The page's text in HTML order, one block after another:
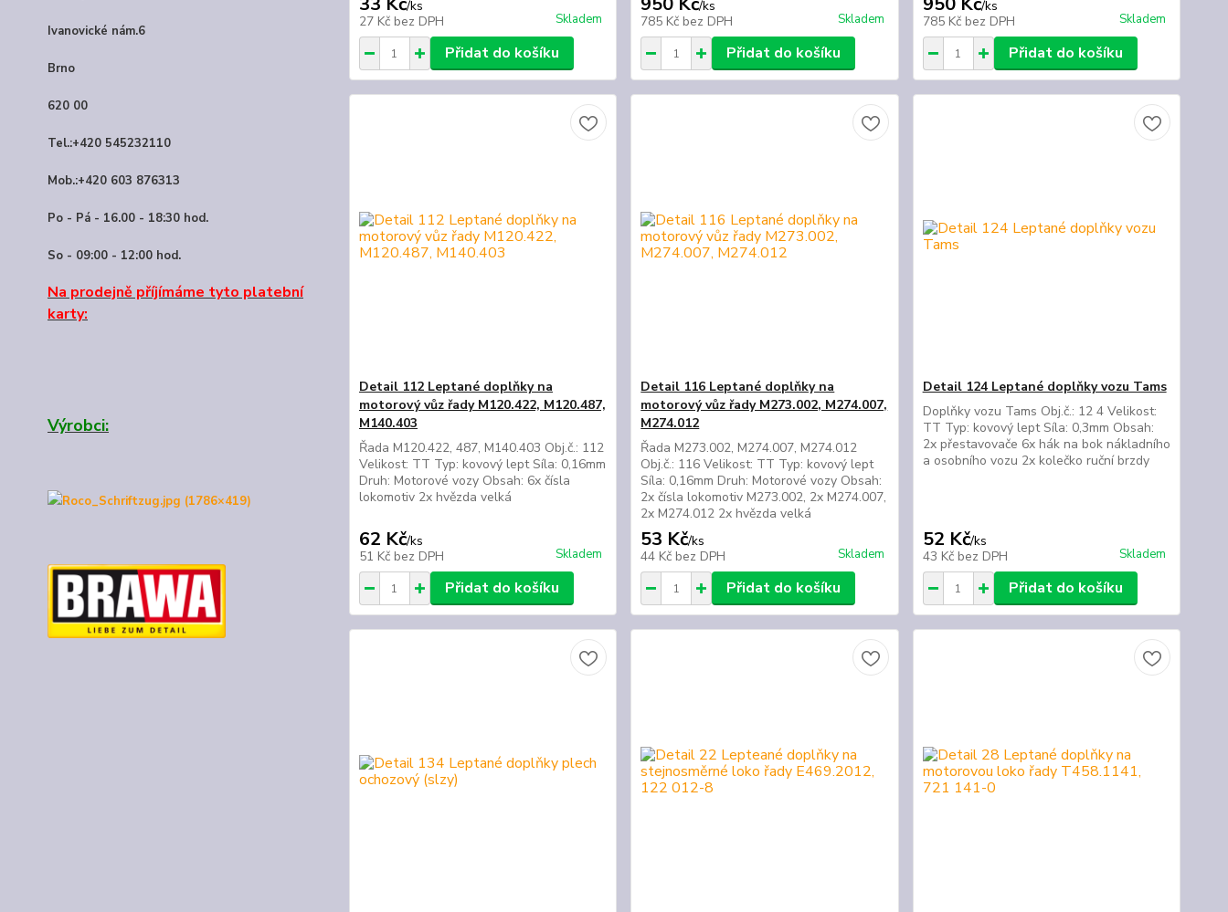
Ivanovické nám.6
Brno
620 00
Tel.:+420 545232110
Mob.:+420 603 876313
Po - Pá - 16.00 - 18:30 hod.
So - 09:00 - 12:00 hod.
Na prodejně příjímáme tyto platební
karty:
Výrobci:
/ks
27 Kč bez DPH Skladem
Přidat do košíku
/ks
785 Kč bez DPH Skladem
Přidat do košíku
/ks
785 Kč bez DPH Skladem
Přidat do košíku
Detail 112 Leptané doplňky na
motorový vůz řady M120.422, M120.487,
M140.403
Řada M120.422, 487, M140.403 Obj.č.: 112
Velikost: TT Typ: kovový lept Síla: 0,16mm
Druh: Motorové vozy Obsah: 6x čísla
lokomotiv 2x hvězda velká
62 Kč/ks
51 Kč bez DPH Skladem
Přidat do košíku
Detail 116 Leptané doplňky na
motorový vůz řady M273.002, M274.007,
M274.012
Řada M273.002, M274.007, M274.012
Obj.č.: 116 Velikost: TT Typ: kovový lept
Síla: 0,16mm Druh: Motorové vozy Obsah:
2x čísla lokomotiv M273.002, 2x M274.007,
2x M274.012 2x hvězda velká
53 Kč/ks
44 Kč bez DPH Skladem
Přidat do košíku
Detail 124 Leptané doplňky vozu Tams
Doplňky vozu Tams Obj.č.: 12 4 Velikost:
TT Typ: kovový lept Síla: 0,3mm Obsah:
2x přestavovače 6x hák na bok nákladního
a osobního vozu 2x kolečko ruční brzdy
52 Kč/ks
43 Kč bez DPH Skladem
Přidat do košíku